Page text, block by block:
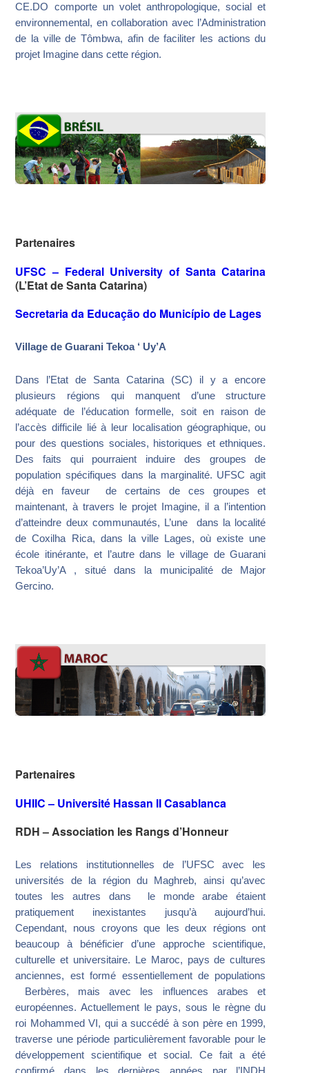
CE.DO comporte un volet anthropologique, social et
environnemental, en collaboration avec l’Administration
de la ville de Tômbwa, afin de faciliter les actions du
projet Imagine dans cette région.
Partenaires
UFSC – Federal University of Santa Catarina
(L’Etat de Santa Catarina)
Secretaria da Educação do Município de Lages
Village de Guarani Tekoa ‘ Uy’A
Dans l’Etat de Santa Catarina (SC) il y a encore
plusieurs régions qui manquent d’une structure
adéquate de l’éducation formelle, soit en raison de
l’accès difficile lié à leur localisation géographique, ou
pour des questions sociales, historiques et ethniques.
Des faits qui pourraient induire des groupes de
population spécifiques dans la marginalité. UFSC agit
déjà en faveur de certains de ces groupes et
maintenant, à travers le projet Imagine, il a l’intention
d’atteindre deux communautés, L’une dans la localité
de Coxilha Rica, dans la ville Lages, où existe une
école itinérante, et l’autre dans le village de Guarani
Tekoa’Uy’A , situé dans la municipalité de Major
Gercino.
Partenaires
UHIIC – Université Hassan II Casablanca
RDH – Association les Rangs d’Honneur
Les relations institutionnelles de l’UFSC avec les
universités de la région du Maghreb, ainsi qu’avec
toutes les autres dans le monde arabe étaient
pratiquement inexistantes jusqu’à aujourd’hui.
Cependant, nous croyons que les deux régions ont
beaucoup à bénéficier d’une approche scientifique,
culturelle et universitaire. Le Maroc, pays de cultures
anciennes, est formé essentiellement de populations
Berbères, mais avec les influences arabes et
européennes. Actuellement le pays, sous le règne du
roi Mohammed VI, qui a succédé à son père en 1999,
traverse une période particulièrement favorable pour le
développement scientifique et social. Ce fait a été